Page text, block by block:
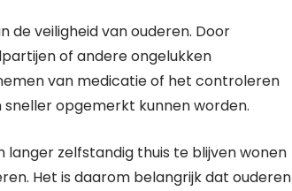
de veiligheid van ouderen. Door
of andere ongelukken
van medicatie of het controleren
opgemerkt kunnen worden.
langer zelfstandig thuis te blijven wonen
Het is daarom belangrijk dat ouderen